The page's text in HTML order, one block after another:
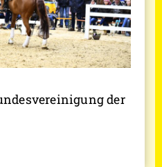
der